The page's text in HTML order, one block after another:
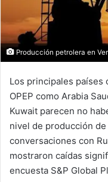
Producción petrolera en
Los principales
OPEP como Arabia
Kuwait parecen no
nivel de producción
conversaciones con
mostraron caídas
encuesta S&P Global